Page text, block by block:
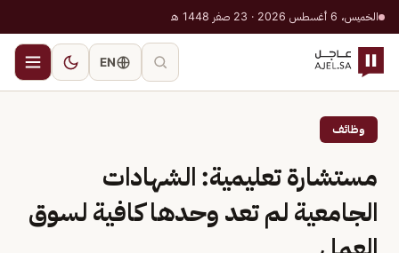
الخميس، 6 أغسطس 2026 · 23 صفر 1448 هـ
EN
وظائف
مستشارة تعليمية: الشهادات
الجامعية لم تعد وحدها كافية لسوق